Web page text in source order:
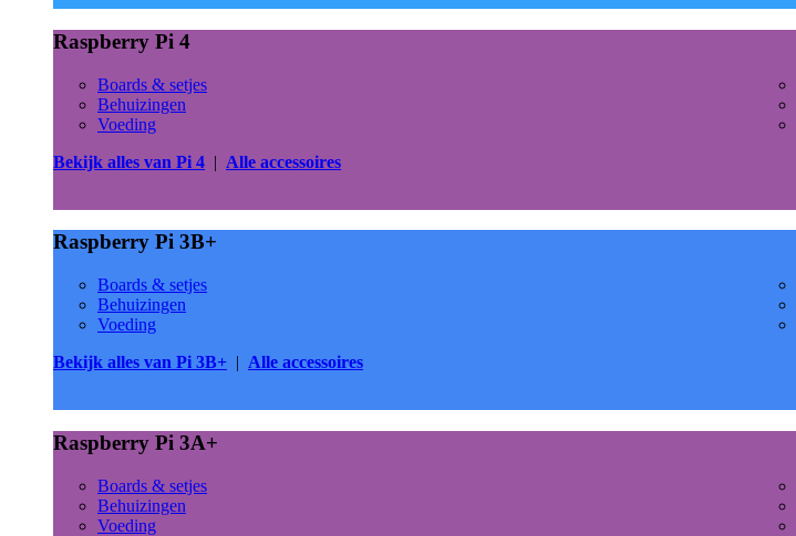
Raspberry Pi 4
Boards & setjes
Behuizingen
Voeding
Bekijk alles van Pi 4 | Alle accessoires
Raspberry Pi 3B+
Boards & setjes
Behuizingen
Voeding
Bekijk alles van Pi 3B+ | Alle accessoires
Raspberry Pi 3A+
Boards & setjes
Behuizingen
Voeding